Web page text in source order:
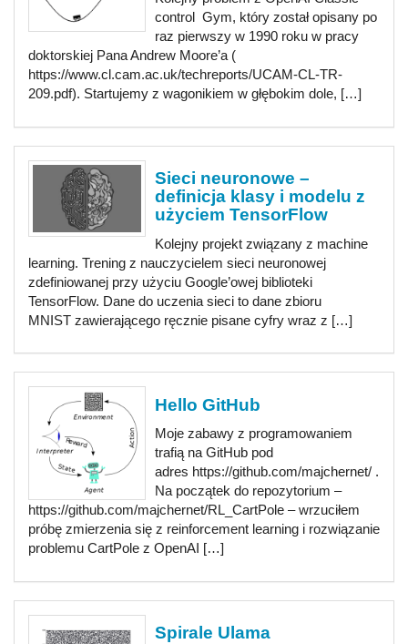
control Gym, który został opisany po
raz pierwszy w 1990 roku w pracy
doktorskiej Pana Andrew Moore’a (
https://www.cl.cam.ac.uk/techreports/UCAM-CL-TR-
209.pdf). Startujemy z wagonikiem w głębokim dole, […]
Sieci neuronowe –
definicja klasy i modelu z
użyciem TensorFlow
Kolejny projekt związany z machine
learning. Trening z nauczycielem sieci neuronowej
zdefiniowanej przy użyciu Google’owej biblioteki
TensorFlow. Dane do uczenia sieci to dane zbioru
MNIST zawierającego ręcznie pisane cyfry wraz z […]
Hello GitHub
Moje zabawy z programowaniem
trafią na GitHub pod
adres https://github.com/majchernet/ .
Na początek do repozytorium –
https://github.com/majchernet/RL_CartPole – wrzuciłem
próbę zmierzenia się z reinforcement learning i rozwiązanie
problemu CartPole z OpenAI […]
Spirale Ulama